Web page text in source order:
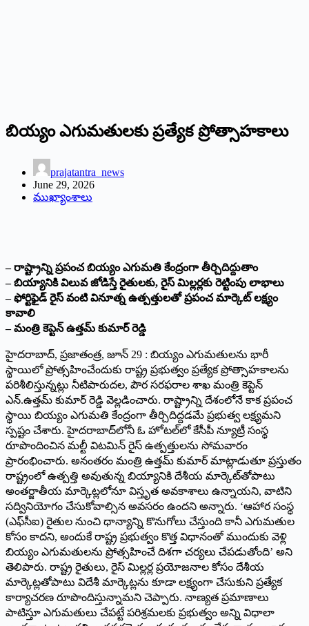
బియ్యం ఎగుమతులకు ప్రత్యేక ప్రోత్సాహకాలు
prajatantra_news
June 29, 2026
ముఖ్యాంశాలు
– రాష్ట్రాన్ని ప్రపంచ బియ్యం ఎగుమతి కేంద్రంగా తీర్చిదిద్దుతాం
– బియ్యానికి విలువ జోడిస్తే రైతులకు, రైస్ మిల్లర్లకు రెట్టింపు లాభాలు
– ఫోర్టిఫైడ్ రైస్ వంటి వినూత్న ఉత్పత్తులతో ప్రపంచ మార్కెట్‌ లక్ష్యం
కావాలి
– మంత్రి కెప్టెన్ ఉత్తమ్ కుమార్ రెడ్డి
హైదరాబాద్, ప్రజాతంత్ర, జూన్ 29 : బియ్యం ఎగుమతులను భారీ
స్థాయిలో ప్రోత్సహించేందుకు రాష్ట్ర ప్రభుత్వం ప్రత్యేక ప్రోత్సాహకాలను
పరిశీలిస్తున్నట్లు నీటిపారుదల, పౌర సరఫరాల శాఖ మంత్రి కెప్టెన్
ఎన్.ఉత్తమ్ కుమార్ రెడ్డి వెల్లడించారు. రాష్ట్రాన్ని దేశంలోనే కాక ప్రపంచ
స్థాయి బియ్యం ఎగుమతి కేంద్రంగా తీర్చిదిద్దడమే ప్రభుత్వ లక్ష్యమని
స్పష్టం చేశారు. హైదరాబాద్‌లోనీ ఓ హోటల్‌లో కేసీపీ న్యూట్రీ సంస్థ
రూపొందించిన మల్టీ విటమిన్ రైస్ ఉత్పత్తులను సోమవారం
ప్రారంభించారు. అనంతరం మంత్రి ఉత్తమ్ కుమార్ మాట్లాడుతూ ప్రస్తుతం
రాష్ట్రంలో ఉత్పత్తి అవుతున్న బియ్యానికి దేశీయ మార్కెట్‌తోపాటు
అంతర్జాతీయ మార్కెట్లలోనూ విస్తృత అవకాశాలు ఉన్నాయని, వాటిని
సద్వినియోగం చేసుకోవాల్సిన అవసరం ఉందని అన్నారు. ‘ఆహార సంస్థ
(ఎఫ్‌సీఐ) రైతుల నుంచి ధాన్యాన్ని కొనుగోలు చేస్తుంది కానీ ఎగుమతుల
కోసం కాదని, అందుకే రాష్ట్ర ప్రభుత్వం కొత్త విధానంతో ముందుకు వెళ్లి
బియ్యం ఎగుమతులను ప్రోత్సహించే దిశగా చర్యలు చేపడుతోంది’ అని
తెలిపారు. రాష్ట్ర రైతులు, రైస్ మిల్లర్ల ప్రయోజనాల కోసం దేశీయ
మార్కెట్లతోపాటు విదేశీ మార్కెట్లను కూడా లక్ష్యంగా చేసుకుని ప్రత్యేక
కార్యాచరణ రూపొందిస్తున్నామని చెప్పారు. నాణ్యత ప్రమాణాలు
పాటిస్తూ ఎగుమతులు చేపట్టే పరిశ్రమలకు ప్రభుత్వం అన్ని విధాలా